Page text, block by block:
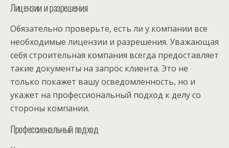
Лицензии и разрешения
Обязательно проверьте, есть ли у компании все
необходимые лицензии и разрешения. Уважающая
себя строительная компания всегда предоставляет
такие документы на запрос клиента. Это не
только покажет вашу осведомленность, но и
укажет на профессиональный подход к делу со
стороны компании.
Профессиональный подход